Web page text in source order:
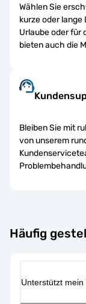
Wählen Sie
kurze oder
Urlaube oder für
bieten auch die
Bleiben Sie mit
von unserem
Häufig
Unterstützt